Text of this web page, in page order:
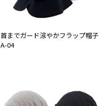
首までガード涼やかフラップ帽子
A-04